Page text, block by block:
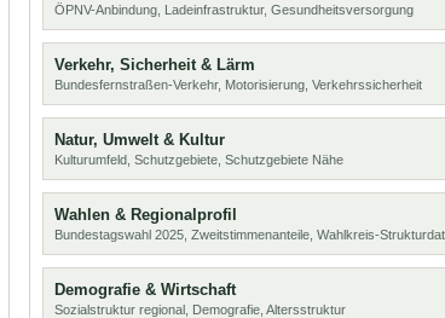
ÖPNV-Anbindung, Ladeinfrastruktur, Gesundheitsversorgung
Verkehr, Sicherheit & Lärm
Bundesfernstraßen-Verkehr, Motorisierung, Verkehrssicherheit
Natur, Umwelt & Kultur
Kulturumfeld, Schutzgebiete, Schutzgebiete Nähe
Wahlen & Regionalprofil
Bundestagswahl 2025, Zweitstimmenanteile, Wahlkreis-
Demografie & Wirtschaft
Sozialstruktur regional, Demografie, Altersstruktur